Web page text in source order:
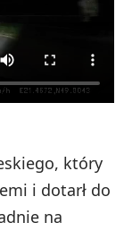
który
i dotarł do
na